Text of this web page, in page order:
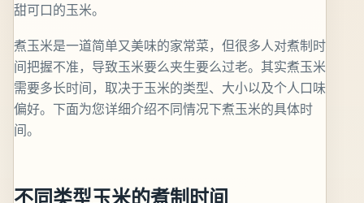
甜可口的玉米。
煮玉米是一道简单又美味的家常菜，但很多人对煮制时
间把握不准，导致玉米要么夹生要么过老。其实煮玉米
需要多长时间，取决于玉米的类型、大小以及个人口味
偏好。下面为您详细介绍不同情况下煮玉米的具体时
间。
不同类型玉米的煮制时间